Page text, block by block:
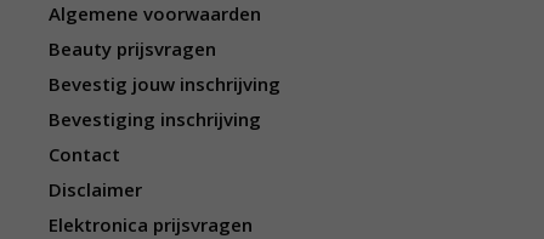
Algemene voorwaarden
Beauty prijsvragen
Bevestig jouw inschrijving
Bevestiging inschrijving
Contact
Disclaimer
Elektronica prijsvragen